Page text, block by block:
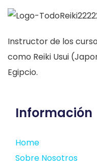
Instructor de los
como Reiki Usui
Egipcio.
Información
Home
Sobre Nosotros